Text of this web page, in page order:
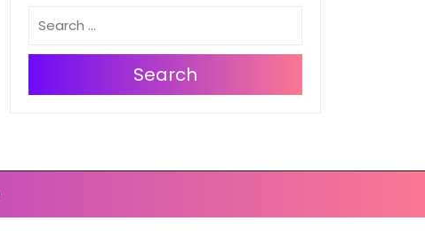
Search